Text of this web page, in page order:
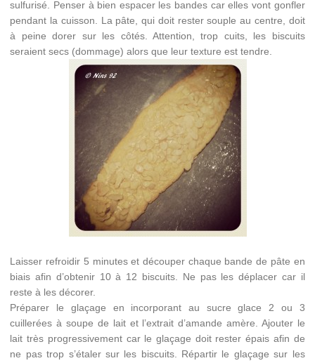
sulfurisé. Penser à bien espacer les bandes car elles vont gonfler
pendant la cuisson. La pâte, qui doit rester souple au centre, doit
à peine dorer sur les côtés. Attention, trop cuits, les biscuits
seraient secs (dommage) alors que leur texture est tendre.
Laisser refroidir 5 minutes et découper chaque bande de pâte en
biais afin d’obtenir 10 à 12 biscuits. Ne pas les déplacer car il
reste à les décorer.
Préparer le glaçage en incorporant au sucre glace 2 ou 3
cuillerées à soupe de lait et l’extrait d’amande amère. Ajouter le
lait très progressivement car le glaçage doit rester épais afin de
ne pas trop s’étaler sur les biscuits. Répartir le glaçage sur les